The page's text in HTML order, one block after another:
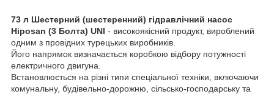
73 л Шестерний (шестеренний) гідравлічний насос
Hiposan (3 Болта) UNI - високоякісний продукт, вироблений
одним з провідних турецьких виробників.
Його напрямок визначається коробкою відбору потужності
електричного двигуна.
Встановлюється на різні типи спеціальної техніки, включаючи
комунальну, будівельно-дорожню, сільсько-господарську та